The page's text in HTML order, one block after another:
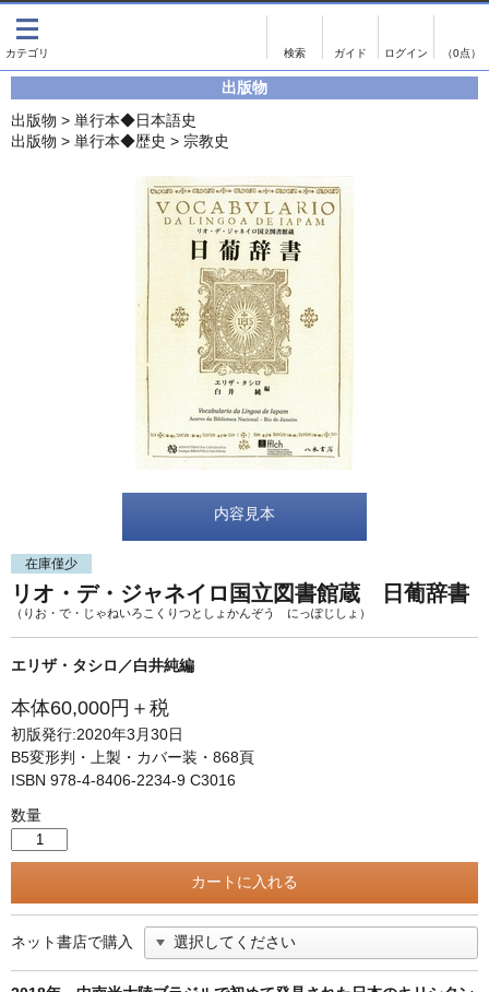
（0点）
影印資料
単行本◆日本語史
Ｗｅｂ版
美本なし
書誌学・目録
画像がある商品のみ検索
出版物
出版物 > 単行本◆日本語史
出版物 > 単行本◆歴史 > 宗教史
内容見本
在庫僅少
リオ・デ・ジャネイロ国立図書館蔵 日葡辞書
（りお・で・じゃねいろこくりつとしょかんぞう にっぽじしょ）
エリザ・タシロ／白井純編
本体60,000円＋税
初版発行:2020年3月30日
B5変形判・上製・カバー装・868頁
ISBN 978-4-8406-2234-9 C3016
数量
ネット書店で購入